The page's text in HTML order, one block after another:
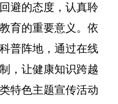
避的态度，认真聆
育的重要意义。依
普阵地，通过在线
，让健康知识跨越
特色主题宣传活动